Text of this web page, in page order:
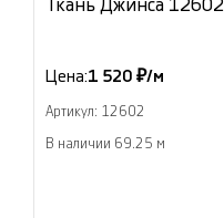
Ткань Джинса 12602
Цена:1 520 ₽/м
Артикул: 12602
В наличии 69.25 м